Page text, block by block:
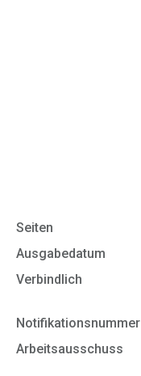
Seiten
Ausgabedatum
Verbindlich
Notifikationsnummer
Arbeitsausschuss